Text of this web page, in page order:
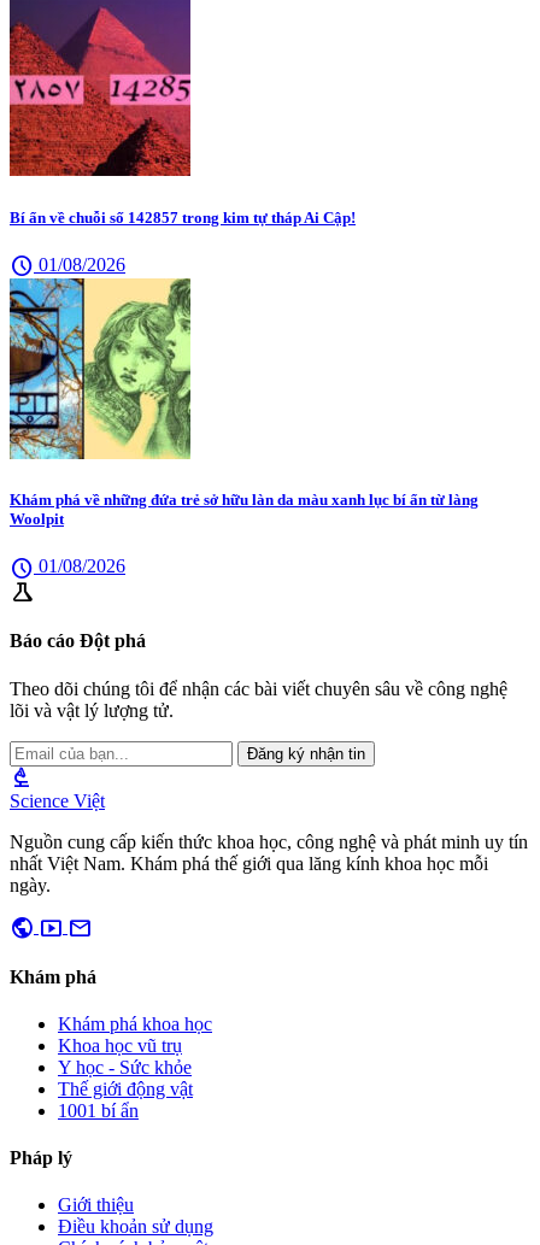
Bí ẩn về chuỗi số 142857 trong kim tự tháp Ai Cập!
schedule 01/08/2026
Khám phá về những đứa trẻ sở hữu làn da màu xanh lục bí ẩn từ làng
Woolpit
schedule 01/08/2026
science
Báo cáo Đột phá
Theo dõi chúng tôi để nhận các bài viết chuyên sâu về công nghệ
lõi và vật lý lượng tử.
Đăng ký nhận tin
biotech
Science Việt
Nguồn cung cấp kiến thức khoa học, công nghệ và phát minh uy tín
nhất Việt Nam. Khám phá thế giới qua lăng kính khoa học mỗi
ngày.
public smart_display mail
Khám phá
Khám phá khoa học
Khoa học vũ trụ
Y học - Sức khỏe
Thế giới động vật
1001 bí ẩn
Pháp lý
Giới thiệu
Điều khoản sử dụng